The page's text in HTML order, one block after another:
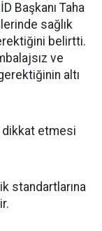
Başkanı Taha
sağlık
belirtti.
ve
altı
dikkat etmesi
standartlarına